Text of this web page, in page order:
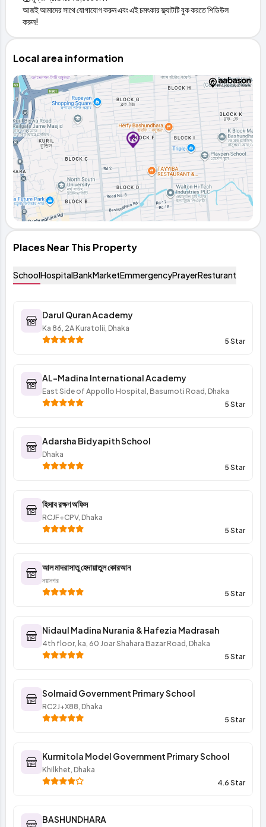
আজই আমাদের সাথে যোগাযোগ করুন এবং এই চমৎকার ফ্ল্যাটটি বুক করতে শিডিউল
করুন!
Local area information
Places Near This Property
SchoolHospitalBankMarketEmmergencyPrayerResturant
Darul Quran Academy
Ka 86, 2A Kuratolii, Dhaka
5 Star
AL-Madina International Academy
East Side of Appollo Hospital, Basumoti Road, Dhaka
5 Star
Adarsha Bidyapith School
Dhaka
5 Star
হিসাব রক্ষণ অফিস
RCJF+CPV, Dhaka
5 Star
আল মাদরাসাতু হেদায়াতুল কোরআন
নয়ানগর
5 Star
Nidaul Madina Nurania & Hafezia Madrasah
4th floor, ka, 60 Joar Shahara Bazar Road, Dhaka
5 Star
Solmaid Government Primary School
RC2J+X88, Dhaka
5 Star
Kurmitola Model Government Primary School
Khilkhet, Dhaka
4.6 Star
BASHUNDHARA